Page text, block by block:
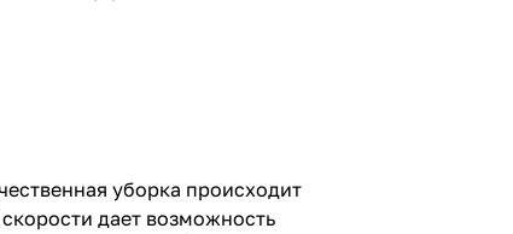
уборка происходит
дает возможность